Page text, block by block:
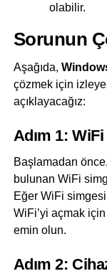
olabilir.
Sorunun
Aşağıda,
çözmek için
açıklayacağız:
Adım 1:
Başlamadan
bulunan WiFi
Eğer WiFi
WiFi’yi açmak
emin olun.
Adım 2: